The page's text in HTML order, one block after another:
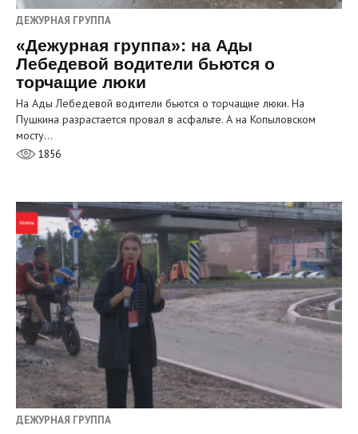
ДЕЖУРНАЯ ГРУППА
«Дежурная группа»: на Ады
Лебедевой водители бьются о
торчащие люки
На Ады Лебедевой водители бьются о торчащие люки. На
Пушкина разрастается провал в асфальте. А на Копыловском
мосту…
1856
ДЕЖУРНАЯ ГРУППА